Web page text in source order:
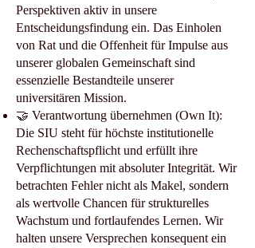
Perspektiven aktiv in unsere
Entscheidungsfindung ein. Das Einholen
von Rat und die Offenheit für Impulse aus
unserer globalen Gemeinschaft sind
essenzielle Bestandteile unserer
universitären Mission.
🤝 Verantwortung übernehmen (Own It):
Die SIU steht für höchste institutionelle
Rechenschaftspflicht und erfüllt ihre
Verpflichtungen mit absoluter Integrität. Wir
betrachten Fehler nicht als Makel, sondern
als wertvolle Chancen für strukturelles
Wachstum und fortlaufendes Lernen. Wir
halten unsere Versprechen konsequent ein